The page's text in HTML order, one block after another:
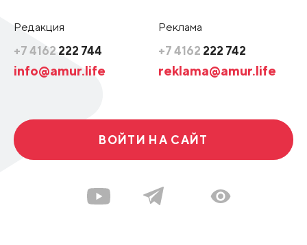
Редакция
+7 4162 222 744
info@amur.life
Реклама
+7 4162 222 742
reklama@amur.life
ВОЙТИ НА САЙТ